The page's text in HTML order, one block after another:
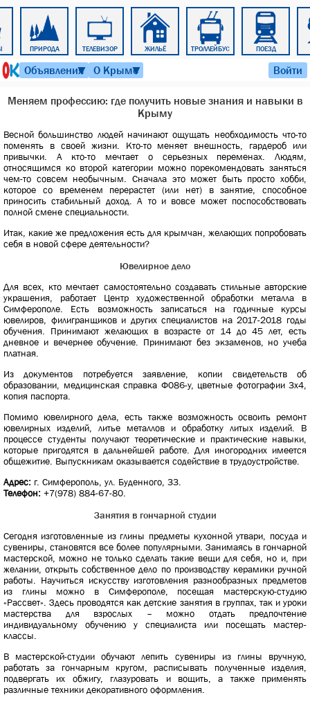
ПРИРОДА ТЕЛЕВИЗОР ЖИЛЬЁ ТРОЛЛЕЙБУС ПОЕЗД
Объявления
▼ О Крыме
▼ Войти
Меняем профессию: где получить новые знания и навыки в
Крыму
Весной большинство людей начинают ощущать необходимость что-то
поменять в своей жизни. Кто-то меняет внешность, гардероб или
привычки. А кто-то мечтает о серьезных переменах. Людям,
относящимся ко второй категории можно порекомендовать заняться
чем-то совсем необычным. Сначала это может быть просто хобби,
которое со временем перерастет (или нет) в занятие, способное
приносить стабильный доход. А то и вовсе может поспособствовать
полной смене специальности.
Итак, какие же предложения есть для крымчан, желающих попробовать
себя в новой сфере деятельности?
Ювелирное дело
Для всех, кто мечтает самостоятельно создавать стильные авторские
украшения, работает Центр художественной обработки металла в
Симферополе. Есть возможность записаться на годичные курсы
ювелиров, филигранщиков и других специалистов на 2017-2018 годы
обучения. Принимают желающих в возрасте от 14 до 45 лет, есть
дневное и вечернее обучение. Принимают без экзаменов, но учеба
платная.
Из документов потребуется заявление, копии свидетельств об
образовании, медицинская справка Ф086-у, цветные фотографии 3х4,
копия паспорта.
Помимо ювелирного дела, есть также возможность освоить ремонт
ювелирных изделий, литье металлов и обработку литых изделий. В
процессе студенты получают теоретические и практические навыки,
которые пригодятся в дальнейшей работе. Для иногородних имеется
общежитие. Выпускникам оказывается содействие в трудоустройстве.
Адрес: г. Симферополь, ул. Буденного, 33.
Телефон: +7(978) 884-67-80.
Занятия в гончарной студии
Сегодня изготовленные из глины предметы кухонной утвари, посуда и
сувениры, становятся все более популярными. Занимаясь в гончарной
мастерской, можно не только сделать такие вещи для себя, но и, при
желании, открыть собственное дело по производству керамики ручной
работы. Научиться искусству изготовления разнообразных предметов
из глины можно в Симферополе, посещая мастерскую-студию
«Рассвет». Здесь проводятся как детские занятия в группах, так и уроки
мастерства для взрослых – можно отдать предпочтение
индивидуальному обучению у специалиста или посещать мастер-
классы.
В мастерской-студии обучают лепить сувениры из глины вручную,
работать за гончарным кругом, расписывать полученные изделия,
подвергать их обжигу, глазуровать и вощить, а также применять
различные техники декоративного оформления.